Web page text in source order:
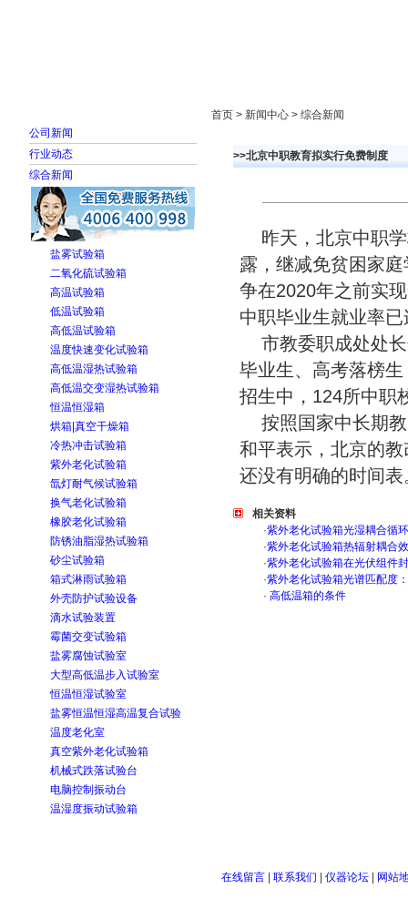
公司新闻
行业动态
综合新闻
盐雾试验箱
二氧化硫试验箱
高温试验箱
低温试验箱
高低温试验箱
温度快速变化试验箱
高低温湿热试验箱
高低温交变湿热试验箱
恒温恒湿箱
烘箱|真空干燥箱
冷热冲击试验箱
紫外老化试验箱
氙灯耐气候试验箱
换气老化试验箱
橡胶老化试验箱
防锈油脂湿热试验箱
砂尘试验箱
箱式淋雨试验箱
外壳防护试验设备
滴水试验装置
霉菌交变试验箱
盐雾腐蚀试验室
大型高低温步入试验室
恒温恒湿试验室
盐雾恒温恒湿高温复合试验
温度老化室
真空紫外老化试验箱
机械式跌落试验台
电脑控制振动台
温湿度振动试验箱
首页 > 新闻中心 > 综合新闻
>>北京中职教育拟实行免费制度
昨天，北京中职学
露，继减免贫困家
争在2020年之前实
中职毕业生就业率
市教委职成处处
毕业生、高考落榜
招生中，124所中职
按照国家中长期
和平表示，北京的
还没有明确的时间表
相关资料
·紫外老化试验箱光湿耦合循
·紫外老化试验箱热辐射耦合
·紫外老化试验箱在光伏组件
·紫外老化试验箱光谱匹配度
· 高低温箱的条件
在线留言| 联系我们 仪器论坛| 网站